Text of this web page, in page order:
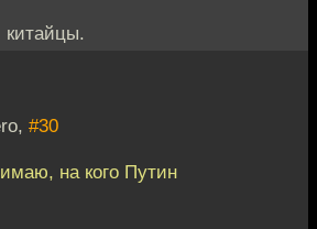
китайцы.
#30
на кого Путин